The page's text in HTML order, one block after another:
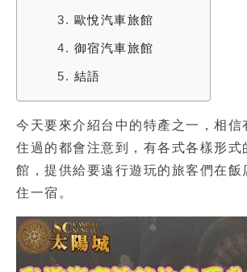
3. 歐悅汽車旅館
4. 御宿汽車旅館
5. 結語
今天要來介紹台中的特產之一，相信
住過的都會注意到，有各式各樣形式
館 ，提供給要遠行遊玩的旅客們在
住一宿。